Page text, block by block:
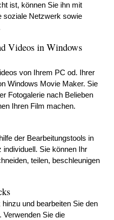
ist, können Sie ihn mit
soziale Netzwerk sowie
Videos in Windows
von Ihrem PC od. Ihrer
Windows Movie Maker. Sie
Fotogalerie nach Belieben
Ihren Film machen.
der Bearbeitungstools in
Sie können Ihr
teilen, beschleunigen
und bearbeiten Sie den
Verwenden Sie die